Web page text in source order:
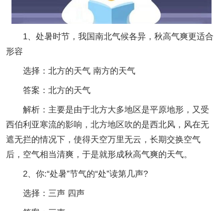
1、处暑时节，我国南北气候各异，秋高气爽更适合
形容
选择：北方的天气 南方的天气
答案：北方的天气
解析：主要是由于北方大多地区是平原地形，又受
西伯利亚寒流的影响，北方地区吹的是西北风，风在无
遮无拦的情况下，使得天空万里无云，长期交换空气
后，空气相当清爽，于是就形成秋高气爽的天气。
2、你:“处暑”节气的“处”读第几声?
选择：三声 四声